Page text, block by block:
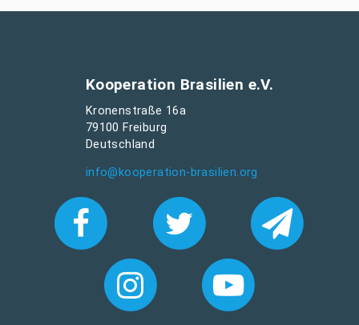
Kooperation Brasilien e.V.
Kronenstraße 16a
79100 Freiburg
Deutschland
info@kooperation-brasilien.org